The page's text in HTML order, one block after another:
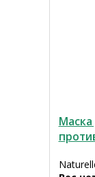
Маска